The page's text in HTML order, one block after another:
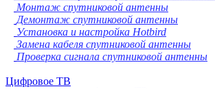
Монтаж спутниковой антенны
Демонтаж спутниковой антенны
Установка и настройка Hotbird
Замена кабеля спутниковой антенны
Проверка сигнала спутниковой антенны
Цифровое ТВ